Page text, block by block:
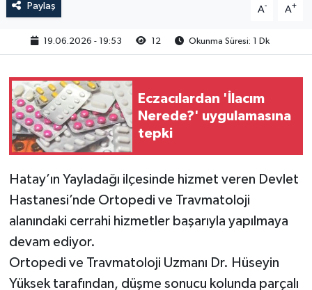
Paylaş A- A+
19.06.2026 - 19:53 12 Okunma Süresi: 1 Dk
Eczacılardan 'İlacım
Nerede?' uygulamasına
tepki
Hatay’ın Yayladağı ilçesinde hizmet veren Devlet
Hastanesi’nde Ortopedi ve Travmatoloji
alanındaki cerrahi hizmetler başarıyla yapılmaya
devam ediyor.
Ortopedi ve Travmatoloji Uzmanı Dr. Hüseyin
Yüksek tarafından, düşme sonucu kolunda parçalı